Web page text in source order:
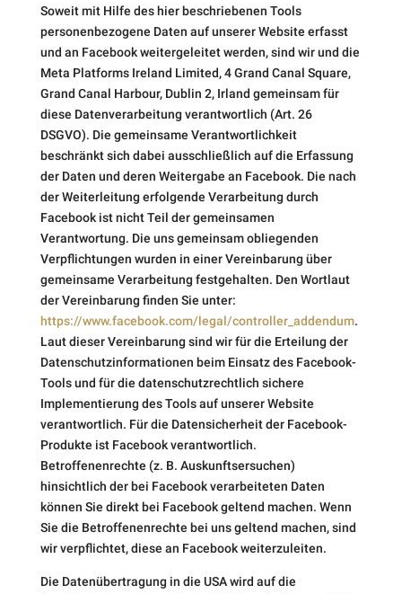
Soweit mit Hilfe des hier beschriebenen Tools
personenbezogene Daten auf unserer Website erfasst
und an Facebook weitergeleitet werden, sind wir und die
Meta Platforms Ireland Limited, 4 Grand Canal Square,
Grand Canal Harbour, Dublin 2, Irland gemeinsam für
diese Datenverarbeitung verantwortlich (Art. 26
DSGVO). Die gemeinsame Verantwortlichkeit
beschränkt sich dabei ausschließlich auf die Erfassung
der Daten und deren Weitergabe an Facebook. Die nach
der Weiterleitung erfolgende Verarbeitung durch
Facebook ist nicht Teil der gemeinsamen
Verantwortung. Die uns gemeinsam obliegenden
Verpflichtungen wurden in einer Vereinbarung über
gemeinsame Verarbeitung festgehalten. Den Wortlaut
der Vereinbarung finden Sie unter:
https://www.facebook.com/legal/controller_addendum.
Laut dieser Vereinbarung sind wir für die Erteilung der
Datenschutzinformationen beim Einsatz des Facebook-
Tools und für die datenschutzrechtlich sichere
Implementierung des Tools auf unserer Website
verantwortlich. Für die Datensicherheit der Facebook-
Produkte ist Facebook verantwortlich.
Betroffenenrechte (z. B. Auskunftsersuchen)
hinsichtlich der bei Facebook verarbeiteten Daten
können Sie direkt bei Facebook geltend machen. Wenn
Sie die Betroffenenrechte bei uns geltend machen, sind
wir verpflichtet, diese an Facebook weiterzuleiten.
Die Datenübertragung in die USA wird auf die